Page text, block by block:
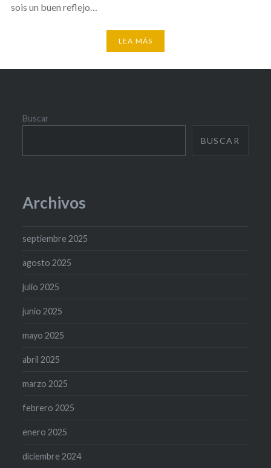
sois un buen reflejo…
LEA MÁS
Buscar
BUSCAR
Archivos
septiembre 2025
agosto 2025
julio 2025
junio 2025
mayo 2025
abril 2025
marzo 2025
febrero 2025
enero 2025
diciembre 2024